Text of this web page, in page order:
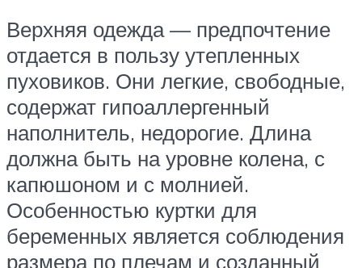
Верхняя одежда — предпочтение
отдается в пользу утепленных
пуховиков. Они легкие, свободные,
содержат гипоаллергенный
наполнитель, недорогие. Длина
должна быть на уровне колена, с
капюшоном и с молнией.
Особенностью куртки для
беременных является соблюдения
размера по плечам и созданный